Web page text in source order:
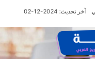
آخر تحديث: 2024-12-02